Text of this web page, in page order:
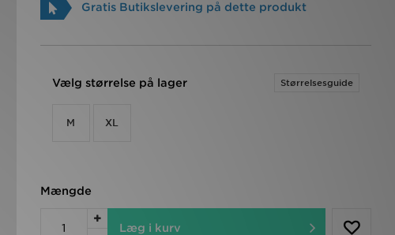
Gratis Butikslevering på dette produkt
Vælg størrelse på lager Størrelsesguide
M XL
Mængde
Læg i kurv